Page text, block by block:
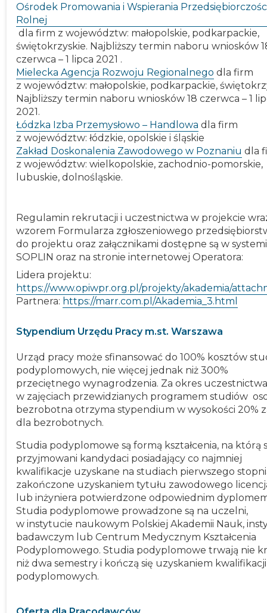
Ośrodek Promowania i Wspierania
Rolnej
dla firm z województw: małopolskie, podkarpackie,
świętokrzyskie. Najbliższy termin naboru wniosków
czerwca – 1 lipca 2021 .
Mielecka Agencja Rozwoju Regionalnego dla firm
z województw: małopolskie, podkarpackie,
Najbliższy termin naboru wniosków 18 czerwca – 1
2021.
Łódzka Izba Przemysłowo – Handlowa dla firm
z województw: łódzkie, opolskie i śląskie
Zakład Doskonalenia Zawodowego w Poznaniu dla
z województw: wielkopolskie, zachodnio-pomorskie,
lubuskie, dolnośląskie.
Regulamin rekrutacji i uczestnictwa w projekcie
wzorem Formularza zgłoszeniowego
do projektu oraz załącznikami dostępne są w
SOPLIN oraz na stronie internetowej Operatora:
Lidera projektu:
https://www.opiwpr.org.pl/projekty/akademia/
Partnera: https://marr.com.pl/Akademia_3.html
Stypendium Urzędu Pracy m.st. Warszawa
Urząd pracy może sfinansować do 100% kosztów
podyplomowych, nie więcej jednak niż 300%
przeciętnego wynagrodzenia. Za okres
w zajęciach przewidzianych programem studiów
bezrobotna otrzyma stypendium w wysokości 20%
dla bezrobotnych.
Studia podyplomowe są formą kształcenia, na którą
przyjmowani kandydaci posiadający co najmniej
kwalifikacje uzyskane na studiach pierwszego
zakończone uzyskaniem tytułu zawodowego
lub inżyniera potwierdzone odpowiednim
Studia podyplomowe prowadzone są na uczelni,
w instytucie naukowym Polskiej Akademii Nauk,
badawczym lub Centrum Medycznym Kształcenia
Podyplomowego. Studia podyplomowe trwają nie
niż dwa semestry i kończą się uzyskaniem kwalifikacji
podyplomowych.